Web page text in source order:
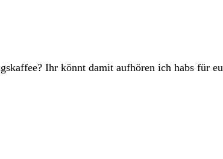
Ihr könnt damit aufhören ich habs für